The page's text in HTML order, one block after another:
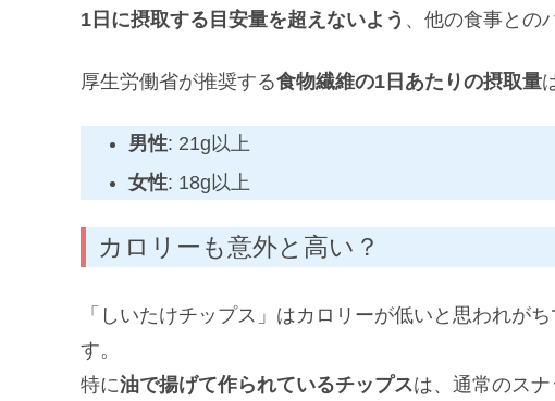
1日に摂取する目安量を超えないよう 、他の食事との
厚生労働省が推奨する食物繊維の1日あたりの摂取量
男性: 21g以上
女性: 18g以上
カロリーも意外と高い？
「しいたけチップス」はカロリーが低いと思われが
す。
特に油で揚げて作られているチップスは、通常のスナ